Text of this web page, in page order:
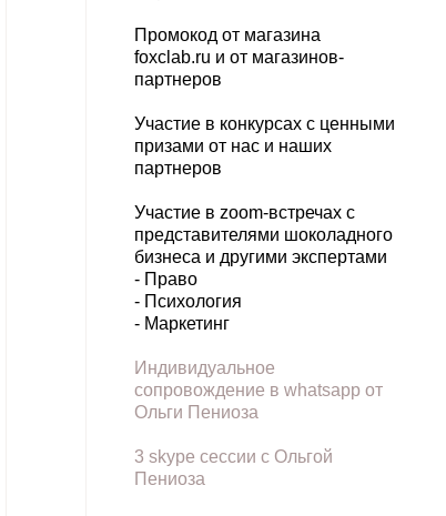
Промокод от магазина
foxclab.ru и от магазинов-
партнеров
Участие в конкурсах с ценными
призами от нас и наших
партнеров
Участие в zoom-встречах с
представителями шоколадного
бизнеса и другими экспертами
- Право
- Психология
- Маркетинг
Индивидуальное
сопровождение в whatsapp от
Ольги Пениоза
3 skype сессии с Ольгой
Пениоза